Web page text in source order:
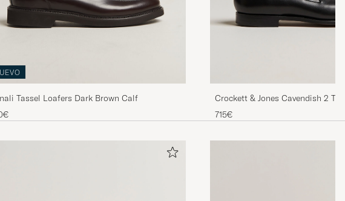
Tassel Loafers Dark Brown Calf
Crockett & Jones Cavendish 2
Calf
715€